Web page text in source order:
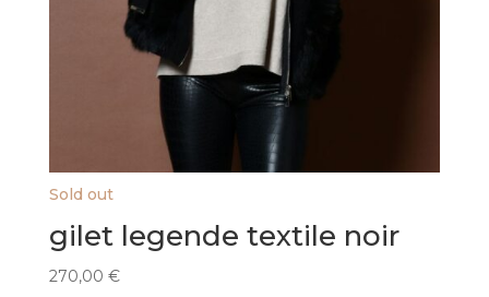
Sold out
gilet legende textile noir
270,00 €